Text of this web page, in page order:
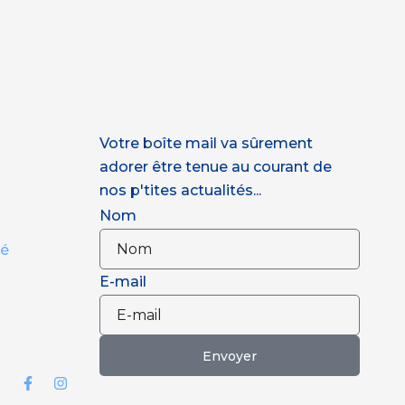
Votre boîte mail va sûrement
adorer être tenue au courant de
nos p'tites actualités...
Nom
E-mail
Envoyer